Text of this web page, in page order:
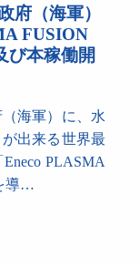
府（海軍）
FUSION
び本稼働開
海軍）に、水
出来る世界最
PLASMA
導…